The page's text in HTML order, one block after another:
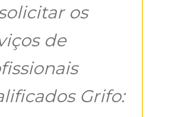
os
de
Grifo: